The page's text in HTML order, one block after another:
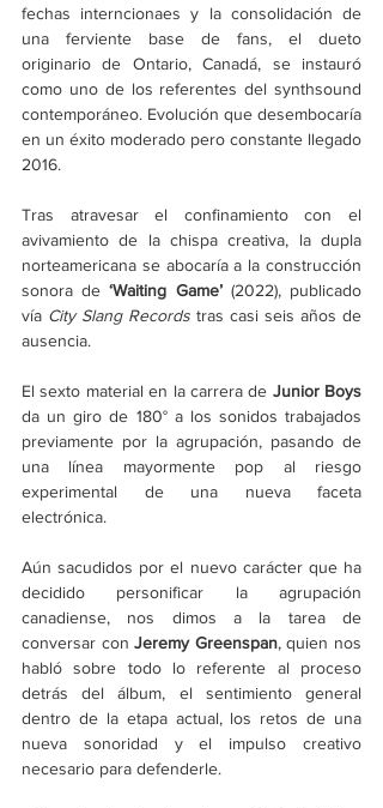
fechas interncionaes y la consolidación de
una ferviente base de fans, el dueto
originario de Ontario, Canadá, se instauró
como uno de los referentes del synthsound
contemporáneo. Evolución que desembocaría
en un éxito moderado pero constante llegado
2016.
Tras atravesar el confinamiento con el
avivamiento de la chispa creativa, la dupla
norteamericana se abocaría a la construcción
sonora de ‘Waiting Game’ (2022), publicado
vía City Slang Records tras casi seis años de
ausencia.
El sexto material en la carrera de
da un giro de 180° a los sonidos trabajados
previamente por la agrupación, pasando de
una línea mayormente pop al riesgo
experimental de una nueva faceta
electrónica.
Aún sacudidos por el nuevo carácter que ha
decidido personificar la agrupación
canadiense, nos dimos a la tarea de
conversar con Jeremy Greenspan, quien nos
habló sobre todo lo referente al proceso
detrás del álbum, el sentimiento general
dentro de la etapa actual, los retos de una
nueva sonoridad y el impulso creativo
necesario para defenderle.